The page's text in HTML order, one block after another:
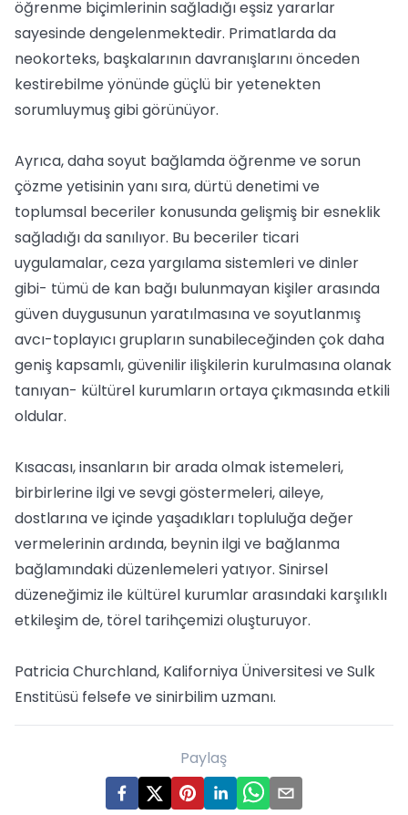
öğrenme biçimlerinin sağladığı eşsiz yararlar
sayesinde dengelenmektedir. Primatlarda da
neokorteks, başkalarının davranışlarını önceden
kestirebilme yönünde güçlü bir yetenekten
sorumluymuş gibi görünüyor.
Ayrıca, daha soyut bağlamda öğrenme ve sorun
çözme yetisinin yanı sıra, dürtü denetimi ve
toplumsal beceriler konusunda gelişmiş bir esneklik
sağladığı da sanılıyor. Bu beceriler ticari
uygulamalar, ceza yargılama sistemleri ve dinler
gibi- tümü de kan bağı bulunmayan kişiler arasında
güven duygusunun yaratılmasına ve soyutlanmış
avcı-toplayıcı grupların sunabileceğinden çok daha
geniş kapsamlı, güvenilir ilişkilerin kurulmasına olanak
tanıyan- kültürel kurumların ortaya çıkmasında etkili
oldular.
Kısacası, insanların bir arada olmak istemeleri,
birbirlerine ilgi ve sevgi göstermeleri, aileye,
dostlarına ve içinde yaşadıkları topluluğa değer
vermelerinin ardında, beynin ilgi ve bağlanma
bağlamındaki düzenlemeleri yatıyor. Sinirsel
düzeneğimiz ile kültürel kurumlar arasındaki karşılıklı
etkileşim de, törel tarihçemizi oluşturuyor.
Patricia Churchland, Kaliforniya Üniversitesi ve Sulk
Enstitüsü felsefe ve sinirbilim uzmanı.
Paylaş